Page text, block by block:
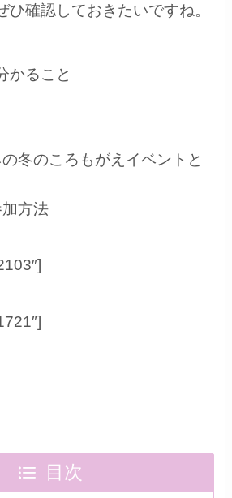
ひ確認しておきたいですね。
かること
冬のころもがえイベントと
方法
目次